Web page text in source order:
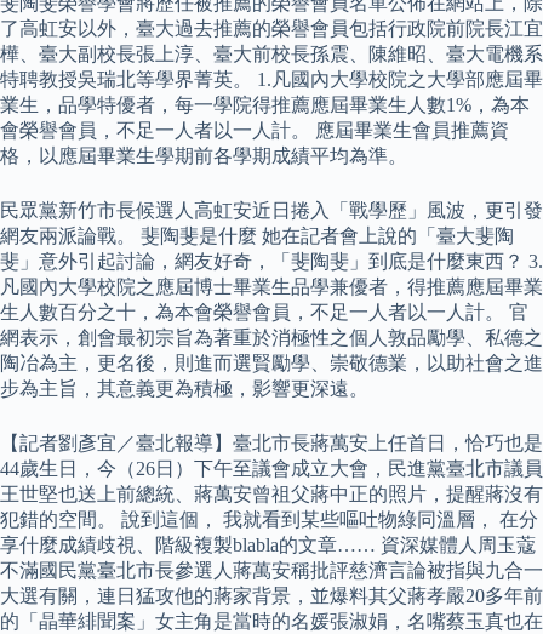
了高虹安以外，臺大過去推薦的榮譽會員包括行政院前院長江宜
樺、臺大副校長張上淳、臺大前校長孫震、陳維昭、臺大電機系
特聘教授吳瑞北等學界菁英。 1.凡國內大學校院之大學部應屆畢
業生，品學特優者，每一學院得推薦應屆畢業生人數1%，為本
會榮譽會員，不足一人者以一人計。 應屆畢業生會員推薦資
格，以應屆畢業生學期前各學期成績平均為準。
民眾黨新竹市長候選人高虹安近日捲入「戰學歷」風波，更引發
網友兩派論戰。 斐陶斐是什麼 她在記者會上說的「臺大斐陶
斐」意外引起討論，網友好奇，「斐陶斐」到底是什麼東西？ 3.
凡國內大學校院之應屆博士畢業生品學兼優者，得推薦應屆畢業
生人數百分之十，為本會榮譽會員，不足一人者以一人計。 官
網表示，創會最初宗旨為著重於消極性之個人敦品勵學、私德之
陶冶為主，更名後，則進而選賢勵學、崇敬德業，以助社會之進
步為主旨，其意義更為積極，影響更深遠。
【記者劉彥宜／臺北報導】臺北市長蔣萬安上任首日，恰巧也是
44歲生日，今（26日）下午至議會成立大會，民進黨臺北市議員
王世堅也送上前總統、蔣萬安曾祖父蔣中正的照片，提醒蔣沒有
犯錯的空間。 說到這個， 我就看到某些嘔吐物綠同溫層， 在分
享什麼成績歧視、階級複製blabla的文章…… 資深媒體人周玉蔻
不滿國民黨臺北市長參選人蔣萬安稱批評慈濟言論被指與九合一
大選有關，連日猛攻他的蔣家背景，並爆料其父蔣孝嚴20多年前
的「晶華緋聞案」女主角是當時的名媛張淑娟，名嘴蔡玉真也在